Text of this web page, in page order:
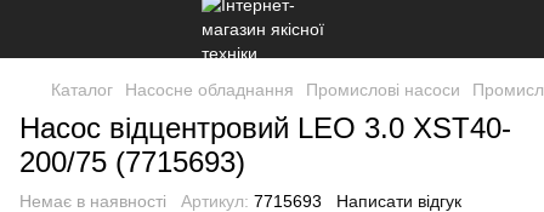
Каталог Насосне обладнання Промислові насоси
Насос відцентровий LEO 3.0 XST40-
200/75 (7715693)
Немає в наявності Артикул: 7715693 Написати відгук